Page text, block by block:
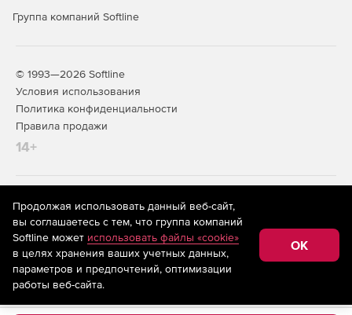
Группа компаний Softline
© 1993—2026 Softline
Условия использования
Политика конфиденциальности
Правила продажи
14+
На информационном ресурсе store.softline.ru применяются
рекомендательные технологии
(информационные технологии
предоставления информации на основе сбора,
систематизации и анализа сведений, относящихся к
предпочтениям пользователей сети «Интернет»,
находящихся на территории Российской Федерации)
Продолжая использовать данный веб-сайт,
вы соглашаетесь с тем, что группа компаний
Softline может использовать файлы «cookie»
в целях хранения ваших учетных данных,
параметров и предпочтений, оптимизации
работы веб-сайта.
OK